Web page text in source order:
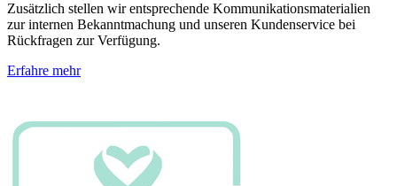
Zusätzlich stellen wir entsprechende Kommunikationsmaterialien
zur internen Bekanntmachung und unseren Kundenservice bei
Rückfragen zur Verfügung.
Erfahre mehr